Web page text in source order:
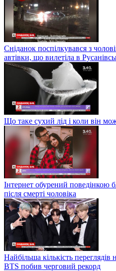
Сніданок поспілкувався з
автівки, що вилетіла в
Що таке сухий лід і коли він
Інтернет обурений поведінкою
після смерті чоловіка
Найбільша кількість
BTS побив черговий рекорд